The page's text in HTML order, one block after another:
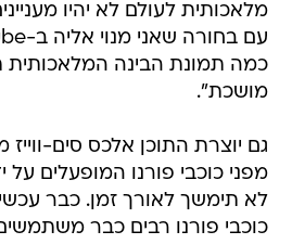
מלאכותית לעולם לא יהיו
כמה תמונת הבינה
מושכת".
גם יוצרת התוכן אלכס סים-
מפני כוכבי פורנו המופעלים על
לא תימשך לאורך זמן. כבר